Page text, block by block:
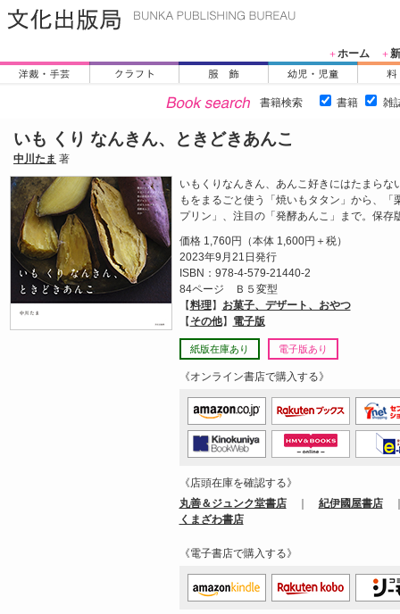
＋ホーム ＋
書籍検索 書籍 雑
いも くり なんきん、ときどきあんこ
中川たま 著
いもくりなんきん、あんこ好きにはたまらな
もをまるごと使う「焼いもタタン」から、「
プリン」、注目の「発酵あんこ」まで。保存
価格 1,760円（本体 1,600円＋税）
2023年9月21日発行
ISBN：978-4-579-21440-2
84ページ Ｂ５変型
【料理】
お菓子、デザート、おやつ
【 その他】 電子版
紙版在庫あり 電子版あり
《オンライン書店で購入する》
《店頭在庫を確認する》
丸善＆ジュンク堂書店｜ 紀伊國屋書店
くまざわ書店
《電子書店で購入する》